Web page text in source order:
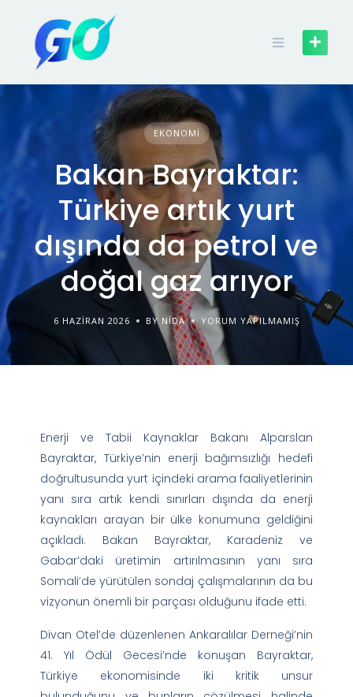
EKONOMI
Bakan Bayraktar:
Türkiye artık yurt
dışında da petrol ve
doğal gaz arıyor
6 HAZIRAN 2026 BY NIDA YORUM YAPILMAMIŞ
Enerji ve Tabii Kaynaklar Bakanı Alparslan
Bayraktar, Türkiye’nin enerji bağımsızlığı hedefi
doğrultusunda yurt içindeki arama faaliyetlerinin
yanı sıra artık kendi sınırları dışında da enerji
kaynakları arayan bir ülke konumuna geldiğini
açıkladı. Bakan Bayraktar, Karadeniz ve
Gabar’daki üretimin artırılmasının yanı sıra
Somali’de yürütülen sondaj çalışmalarının da bu
vizyonun önemli bir parçası olduğunu ifade etti.
Divan Otel’de düzenlenen Ankaralılar Derneği’nin
41. Yıl Ödül Gecesi’nde konuşan Bayraktar,
Türkiye ekonomisinde iki kritik unsur